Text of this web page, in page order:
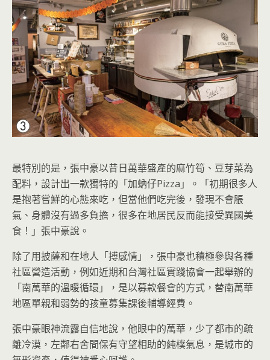
最特別的是，張中豪以昔日萬華盛產的麻竹筍、豆芽菜為
配料，設計出一款獨特的「加蚋仔Pizza」。「初期很多人
是抱著嘗鮮的心態來吃，但當他們吃完後，發現不會脹
氣、身體沒有過多負擔，很多在地居民反而能接受異國美
食！」張中豪說。
除了用披薩和在地人「搏感情」，張中豪也積極參與各種
社區營造活動，例如近期和台灣社區實踐協會一起舉辦的
「南萬華的溫暖循環」，是以募款餐會的方式，替南萬華
地區單親和弱勢的孩童募集課後輔導經費。
張中豪眼神流露自信地說，他眼中的萬華，少了都市的疏
離冷漠，左鄰右舍間保有守望相助的純樸氣息，是城市的